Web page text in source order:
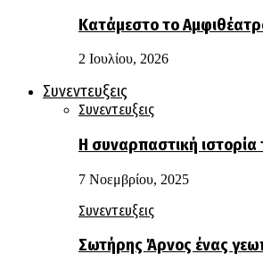
Κατάμεστο το
2 Ιουλίου, 2026
Συνεντευξεις
Συνεντευξεις
Η συναρπαστική ιστορία
7 Νοεμβρίου, 2025
Συνεντευξεις
Σωτήρης Άρνος ένας